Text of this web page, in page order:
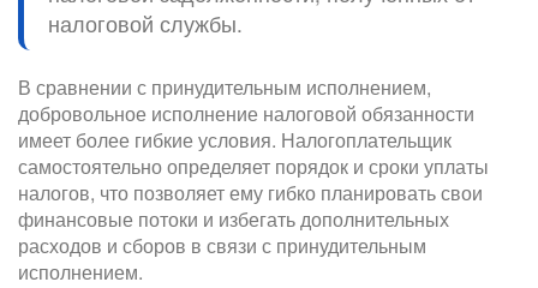
налоговой службы.
В сравнении с принудительным исполнением,
добровольное исполнение налоговой обязанности
имеет более гибкие условия. Налогоплательщик
самостоятельно определяет порядок и сроки уплаты
налогов, что позволяет ему гибко планировать свои
финансовые потоки и избегать дополнительных
расходов и сборов в связи с принудительным
исполнением.